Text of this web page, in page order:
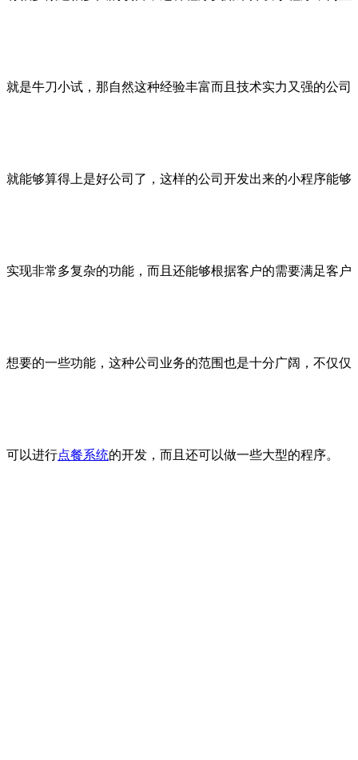
就是牛刀小试，那自然这种经验丰富而且技术实力又强的公司
就能够算得上是好公司了，这样的公司开发出来的小程序能够
实现非常多复杂的功能，而且还能够根据客户的需要满足客户
想要的一些功能，这种公司业务的范围也是十分广阔，不仅仅
可以进行点餐系统的开发，而且还可以做一些大型的程序。